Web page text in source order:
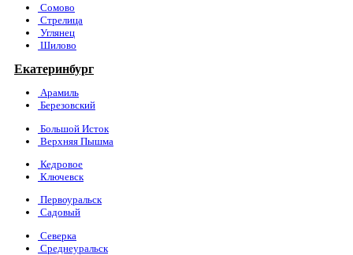
Сомово
Стрелица
Углянец
Шилово
Екатеринбург
Арамиль
Березовский
Большой Исток
Верхняя Пышма
Кедровое
Ключевск
Первоуральск
Садовый
Северка
Среднеуральск